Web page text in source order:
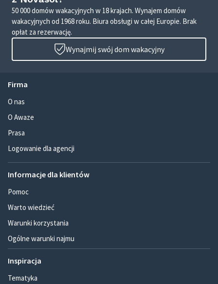
50 000 domów wakacyjnych w 18 krajach. Wynajem domów
wakacyjnych od 1968 roku. Biura obsługi w całej Europie. Brak
opłat za rezerwację.
Wynajmij swój dom wakacyjny
Firma
O nas
O Awaze
Prasa
Logowanie dla agencji
Informacje dla klientów
Pomoc
Warto wiedzieć
Warunki korzystania
Ogólne warunki najmu
Inspiracja
Tematyka